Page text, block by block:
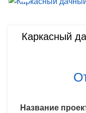
Каркасный
Название